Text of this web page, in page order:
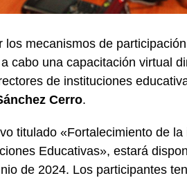
mecanismos de
a cabo una capacitación virtual
de instituciones
Cerro.
titulado «Fortalecimiento de
Educativas», estará
de 2024. Los participantes